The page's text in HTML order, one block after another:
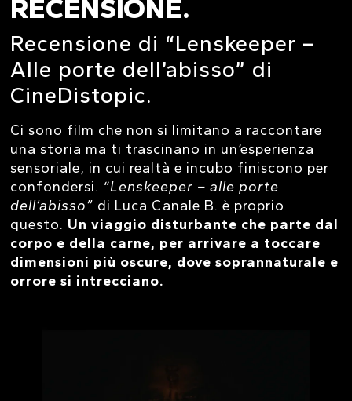
RECENSIONE.
Recensione di “Lenskeeper –
Alle porte dell’abisso” di
CineDistopic.
Ci sono film che non si limitano a raccontare
una storia ma ti trascinano in un’esperienza
sensoriale, in cui realtà e incubo finiscono per
confondersi. “Lenskeeper – alle porte
dell’abisso” di Luca Canale B. è proprio
questo. Un viaggio disturbante che parte dal
corpo e della carne, per arrivare a toccare
dimensioni più oscure, dove soprannaturale e
orrore si intrecciano.